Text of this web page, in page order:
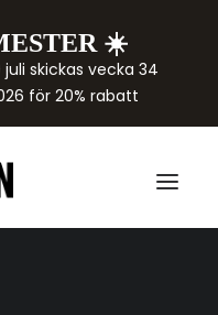
☀️
skickas vecka 34
för 20% rabatt